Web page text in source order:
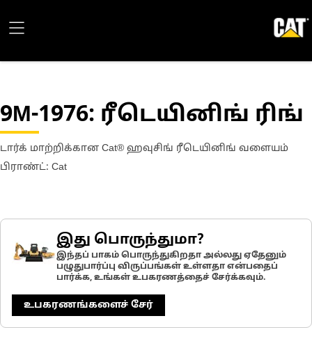
9M-1976: ரீடெயினிங் ரிங்
டார்க் மாற்றிக்கான Cat® ஹவுசிங் ரீடெயினிங் வளையம்
பிராண்ட்: Cat
இது பொருந்துமா?
இந்தப் பாகம் பொருந்துகிறதா அல்லது ஏதேனும்
பழுதுபார்ப்பு விருப்பங்கள் உள்ளதா என்பதைப்
பார்க்க, உங்கள் உபகரணத்தைச் சேர்க்கவும்.
உபகரணங்களைச் சேர்